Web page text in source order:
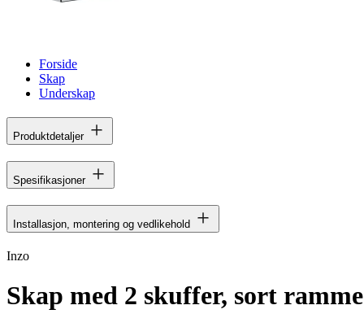
Forside
Skap
Underskap
Produktdetaljer
Spesifikasjoner
Installasjon, montering og vedlikehold
Inzo
Skap med 2 skuffer, sort ramme